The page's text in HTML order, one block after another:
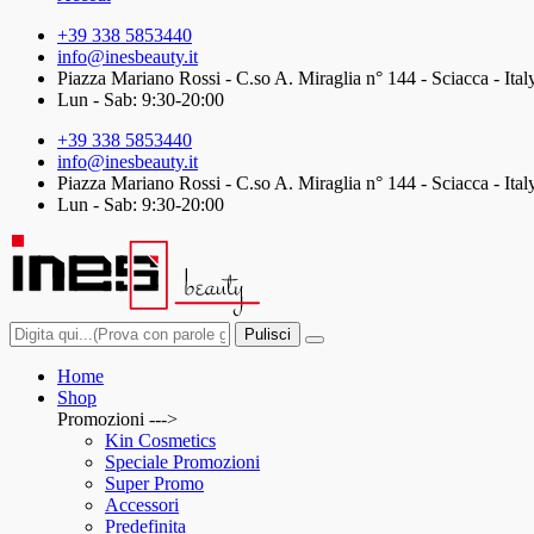
+39 338 5853440
info@inesbeauty.it
Piazza Mariano Rossi - C.so A. Miraglia n° 144 - Sciacca -
Lun - Sab: 9:30-20:00
+39 338 5853440
info@inesbeauty.it
Piazza Mariano Rossi - C.so A. Miraglia n° 144 - Sciacca -
Lun - Sab: 9:30-20:00
Pulisci
Home
Shop
Promozioni --->
Kin Cosmetics
Speciale Promozioni
Super Promo
Accessori
Predefinita